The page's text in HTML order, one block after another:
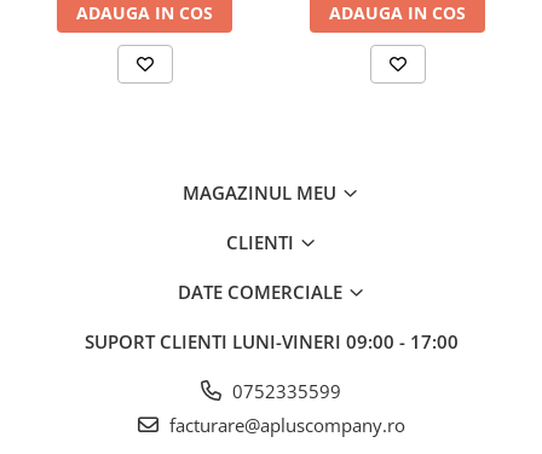
ADAUGA IN COS ADAUGA IN COS
MAGAZINUL MEU
CLIENTI
DATE COMERCIALE
SUPORT CLIENTI LUNI-VINERI 09:00 - 17:00
0752335599
facturare@apluscompany.ro